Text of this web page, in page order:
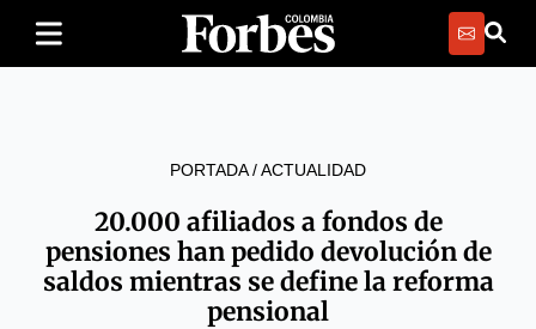
PORTADA/ACTUALIDAD
20.000 afiliados a fondos de
pensiones han pedido devolución de
saldos mientras se define la reforma
pensional